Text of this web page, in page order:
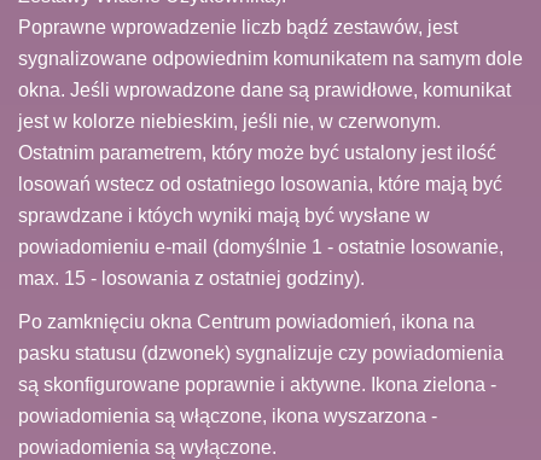
Poprawne wprowadzenie liczb bądź zestawów, jest
sygnalizowane odpowiednim komunikatem na samym dole
okna. Jeśli wprowadzone dane są prawidłowe, komunikat
jest w kolorze niebieskim, jeśli nie, w czerwonym.
Ostatnim parametrem, który może być ustalony jest ilość
losowań wstecz od ostatniego losowania, które mają być
sprawdzane i któych wyniki mają być wysłane w
powiadomieniu e-mail (domyślnie 1 - ostatnie losowanie,
max. 15 - losowania z ostatniej godziny).
Po zamknięciu okna Centrum powiadomień, ikona na
pasku statusu (dzwonek) sygnalizuje czy powiadomienia
są skonfigurowane poprawnie i aktywne. Ikona zielona -
powiadomienia są włączone, ikona wyszarzona -
powiadomienia są wyłączone.